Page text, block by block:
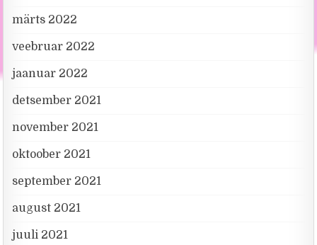
märts 2022
veebruar 2022
jaanuar 2022
detsember 2021
november 2021
oktoober 2021
september 2021
august 2021
juuli 2021